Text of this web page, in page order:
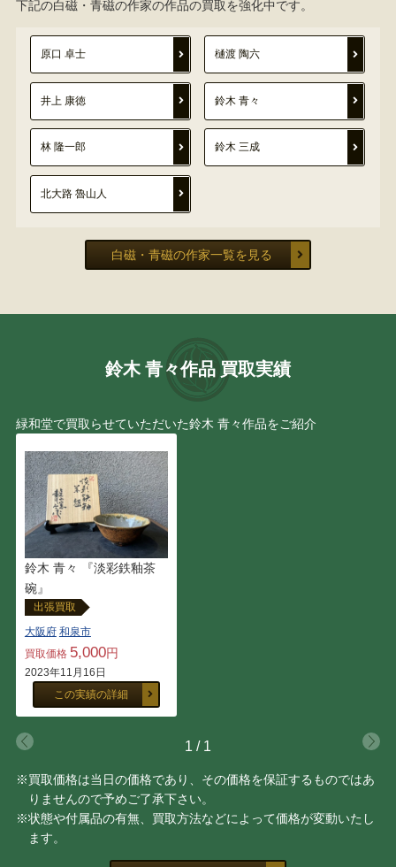
下記の白磁・青磁の作家の作品の買取を強化中です。
原口 卓士 樋渡 陶六
井上 康徳 鈴木 青々
林 隆一郎 鈴木 三成
北大路 魯山人
白磁・青磁の作家一覧を見る
鈴木 青々作品 買取実績
緑和堂で買取らせていただいた鈴木 青々作品をご紹介
鈴木 青々 『淡彩鉄釉茶
碗』
出張買取
大阪府 和泉市
買取価格 5,000円
2023年11月16日
この実績の詳細
1 / 1
※買取価格は当日の価格であり、その価格を保証するものではあ
りませんので予めご了承下さい。
※状態や付属品の有無、買取方法などによって価格が変動いたし
ます。